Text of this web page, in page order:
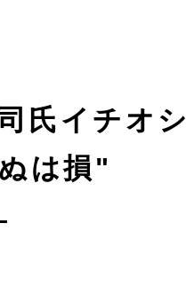
氏イチオシ
は損"